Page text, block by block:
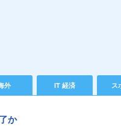
外 IT 経済 ス
か